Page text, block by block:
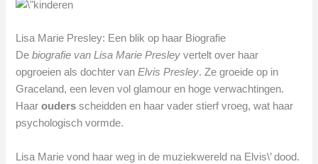
Lisa Marie Presley: Een blik op haar Biografie
Debiografie van Lisa Marie Presley vertelt over haar
opgroeien als dochter vanElvis Presley. Ze groeide op in
Graceland, een leven vol glamour en hoge verwachtingen.
Haarouders scheidden en haar vader stierf vroeg, wat haar
psychologisch vormde.
Lisa Marie vond haar weg in de muziekwereld na Elvis\’ dood.